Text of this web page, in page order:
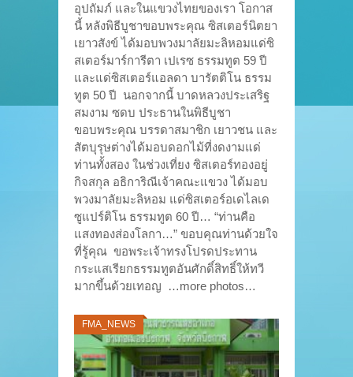
อุปถัมภ์ และในแขวงไทยของเรา โอกาส
นี้ หลังพิธีบูชาขอบพระคุณ ซิสเตอร์นิตยา
เยาวสังข์ ได้มอบพวงมาลัยมะลิหอมแด่ซิ
สเตอร์มาร์การีตา เปเรซ ธรรมทูต 59 ปี
และแด่ซิสเตอร์แอลดา บารัตติโน ธรรม
ทูต 50 ปี นอกจากนี้ บาดหลวงประเสริฐ
สมงาม ซดบ ประธานในพิธีบูชา
ขอบพระคุณ บรรดาสมาชิก เยาวชน และ
สัตบุรุษต่างได้มอบดอกไม้ที่งดงามแด่
ท่านทั้งสอง ในช่วงเที่ยง ซิสเตอร์ทองอยู่
กิจสกุล อธิการิณีเจ้าคณะแขวง ได้มอบ
พวงมาลัยมะลิหอม แด่ซิสเตอร์อเดไลเด
ซูแปร์ติโน ธรรมทูต 60 ปี… “ท่านคือ
แสงทองส่องโลกา…” ขอบคุณท่านด้วยใจ
ที่รู้คุณ ขอพระเจ้าทรงโปรดประทาน
กระแสเรียกธรรมทูตอันศักดิ์สิทธิ์ให้ทวี
มากขึ้นด้วยเทอญ …more photos…
FMA_NEWS